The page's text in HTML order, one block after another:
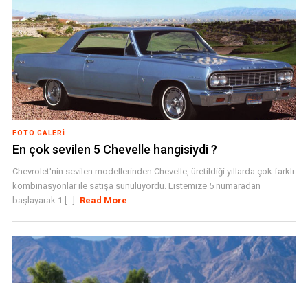
FOTO GALERI
En çok sevilen 5 Chevelle hangisiydi ?
Chevrolet'nin sevilen modellerinden Chevelle, üretildiği yıllarda çok farklı
kombinasyonlar ile satışa sunuluyordu. Listemize 5 numaradan
başlayarak 1 [...]
Read More